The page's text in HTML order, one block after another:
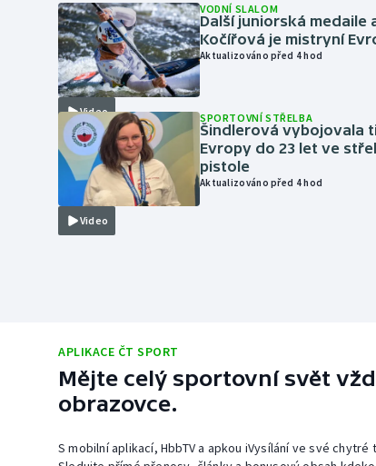
Video
VODNÍ SLALOM
Další juniorská medaile
Kočířová je mistryní
Aktualizováno před 4 hod
Video
SPORTOVNÍ STŘELBA
Šindlerová vybojovala
Evropy do 23 let ve
pistole
Aktualizováno před 4 hod
APLIKACE ČT SPORT
Mějte celý sportovní svět
obrazovce.
S mobilní aplikací, HbbTV a apkou iVysílání ve své